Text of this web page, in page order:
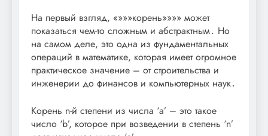
На первый взгляд, «»»»корень»»»» может
показаться чем-то сложным и абстрактным․ Но
на самом деле, это одна из фундаментальных
операций в математике, которая имеет огромное
практическое значение – от строительства и
инженерии до финансов и компьютерных наук․
Корень n-й степени из числа ‘a’ – это такое
число ‘b’, которое при возведении в степень ‘n’